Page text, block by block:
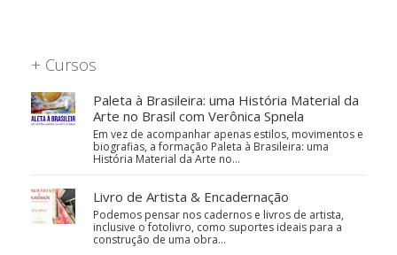
+ Cursos
Paleta à Brasileira: uma História Material da
Arte no Brasil com Verônica Spnela
Em vez de acompanhar apenas estilos, movimentos e
biografias, a formação Paleta à Brasileira: uma
História Material da Arte no…
Livro de Artista & Encadernação
Podemos pensar nos cadernos e livros de artista,
inclusive o fotolivro, como suportes ideais para a
construção de uma obra…